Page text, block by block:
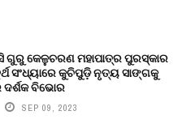
ଗୁରୁ କେଳୁଚରଣ ମହାପାତ୍ର ପୁରସ୍କାର
ସଂଧ୍ୟାରେ କୁଚିପୁଡ଼ି ନୃତ୍ୟ ସାଙ୍ଗକୁ
ଦର୍ଶକ ବିଭୋର
SEP 09, 2023